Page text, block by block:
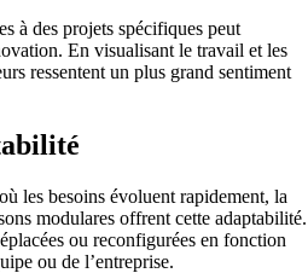
à des projets spécifiques peut
En visualisant le travail et les
ressentent un plus grand sentiment
les besoins évoluent rapidement, la
modulares offrent cette adaptabilité.
ou reconfigurées en fonction
ou de l’entreprise.